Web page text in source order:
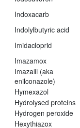
Indoxacarb
Indolylbutyric acid
Imidacloprid
Imazamox
Imazalil (aka
enilconazole)
Hymexazol
Hydrolysed proteins
Hydrogen peroxide
Hexythiazox